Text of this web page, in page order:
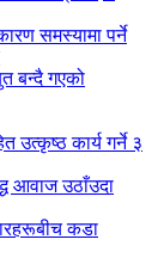
समस्यामा पर्ने
बन्दै गएको
उत्कृष्ठ कार्य गर्ने ३
आवाज उठाँउदा
कडा